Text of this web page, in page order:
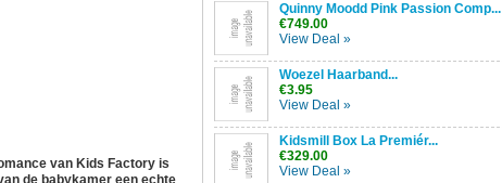
van Kids Factory is
de babykamer een echte
Quinny Moodd Pink Passion Comp...
€749.00
View Deal »
Woezel Haarband...
€3.95
View Deal »
Kidsmill Box La Premiér...
€329.00
View Deal »